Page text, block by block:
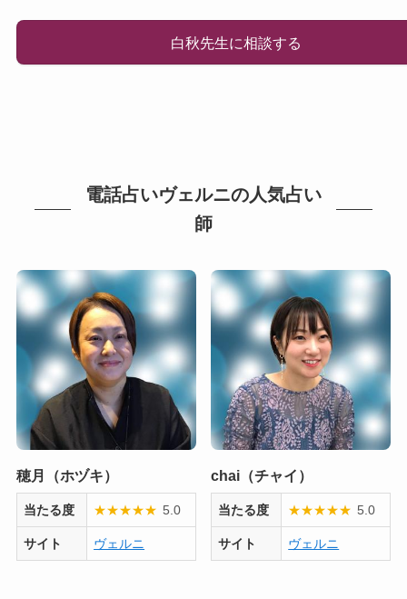
白秋先生に相談する
電話占いヴェルニの人気占い
師
穂月（ホヅキ）
当たる度 ★★★★★ 5.0
サイト ヴェルニ
chai（チャイ）
当たる度 ★★★★★ 5.0
サイト ヴェルニ